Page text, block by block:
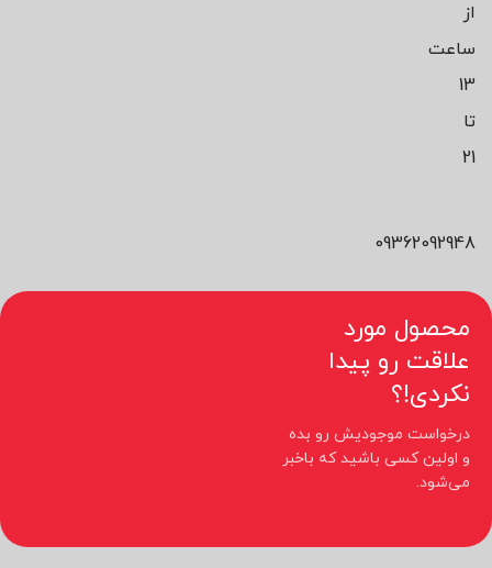
از
ساعت
13
تا
21
09362092948
محصول مورد
علاقت رو پیدا
نکردی!؟
درخواست موجودیش رو بده
و اولین کسی باشید که باخبر
می‌شود.